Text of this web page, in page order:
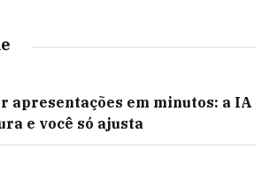
apresentações em minutos: a IA
e você só ajusta